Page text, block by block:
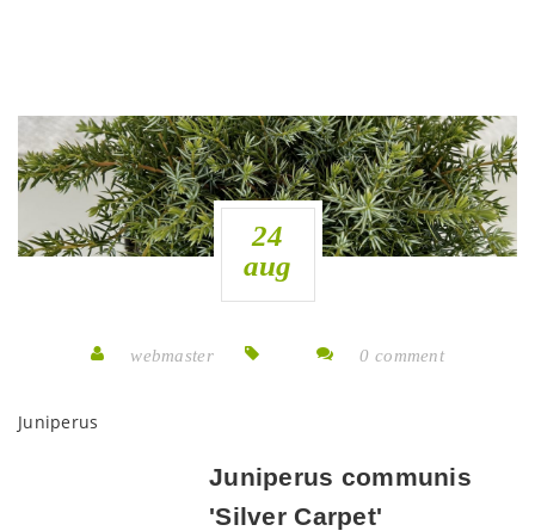
24
aug
webmaster 0 comment
Juniperus
Juniperus communis
'Silver Carpet'